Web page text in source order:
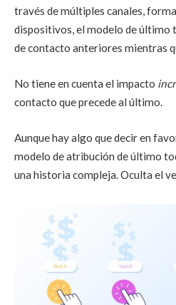
través de múltiples canales,
dispositivos, el modelo de último
de contacto anteriores mientras
No tiene en cuenta el impacto
contacto que precede al último.
Aunque hay algo que decir en
modelo de atribución de último
una historia compleja. Oculta el